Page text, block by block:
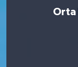
Orta